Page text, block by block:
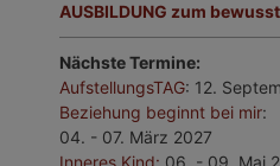
AUSBILDUNG zum
Nächste Termine:
AufstellungsTAG: 12.
Beziehung beginnt bei mir:
04. - 07. März 2027